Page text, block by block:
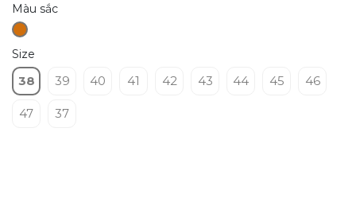
Màu sắc
Size
38 39 40 41 42 43 44 45 46
47 37